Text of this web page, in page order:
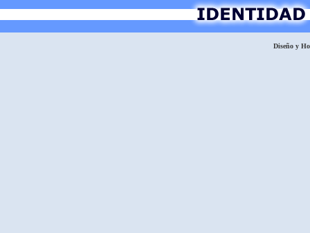
Diseño y